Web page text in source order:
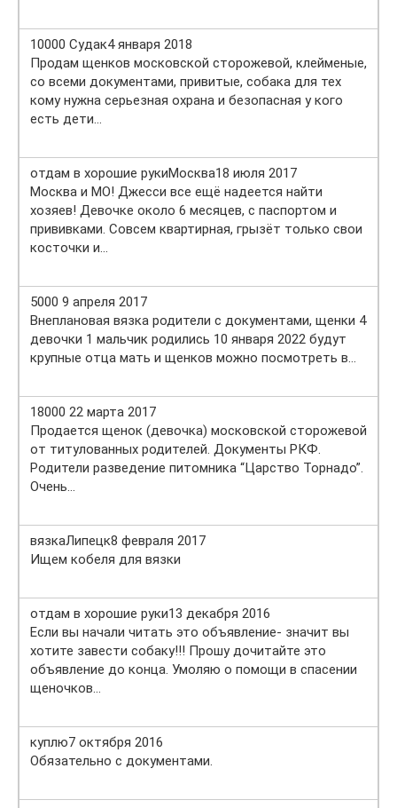
10000 Судак4 января 2018
Продам щенков московской сторожевой, клейменые,
со всеми документами, привитые, собака для тех
кому нужна серьезная охрана и безопасная у кого
есть дети…
отдам в хорошие рукиМосква18 июля 2017
Москва и МО! Джесси все ещё надеется найти
хозяев! Девочке около 6 месяцев, с паспортом и
прививками. Совсем квартирная, грызёт только свои
косточки и…
5000 9 апреля 2017
Внеплановая вязка родители с документами, щенки 4
девочки 1 мальчик родились 10 января 2022 будут
крупные отца мать и щенков можно посмотреть в…
18000 22 марта 2017
Продается щенок (девочка) московской сторожевой
от титулованных родителей. Документы РКФ.
Родители разведение питомника “Царство Торнадо”.
Очень…
вязкаЛипецк8 февраля 2017
Ищем кобеля для вязки
отдам в хорошие руки13 декабря 2016
Если вы начали читать это объявление- значит вы
хотите завести собаку!!! Прошу дочитайте это
объявление до конца. Умоляю о помощи в спасении
щеночков…
куплю7 октября 2016
Обязательно с документами.